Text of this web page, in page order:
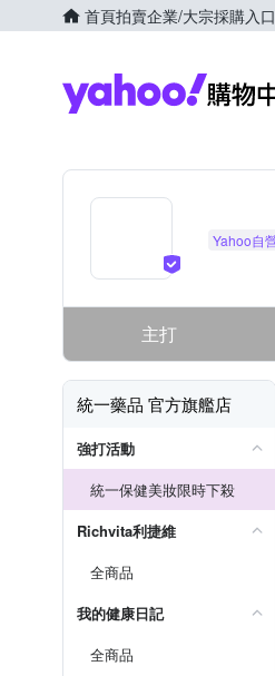
首頁拍賣企業/大宗採購入口
主打
統一藥品 官方旗艦店
強打活動
統一保健美妝限時下殺
Richvita利捷維
全商品
我的健康日記
全商品